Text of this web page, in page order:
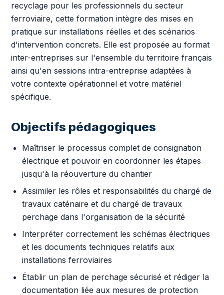
recyclage pour les professionnels du secteur
ferroviaire, cette formation intègre des mises en
pratique sur installations réelles et des scénarios
d'intervention concrets. Elle est proposée au format
inter-entreprises sur l'ensemble du territoire français
ainsi qu'en sessions intra-entreprise adaptées à
votre contexte opérationnel et votre matériel
spécifique.
Objectifs pédagogiques
Maîtriser le processus complet de consignation
électrique et pouvoir en coordonner les étapes
jusqu'à la réouverture du chantier
Assimiler les rôles et responsabilités du chargé de
travaux caténaire et du chargé de travaux
perchage dans l'organisation de la sécurité
Interpréter correctement les schémas électriques
et les documents techniques relatifs aux
installations ferroviaires
Établir un plan de perchage sécurisé et rédiger la
documentation liée aux mesures de protection